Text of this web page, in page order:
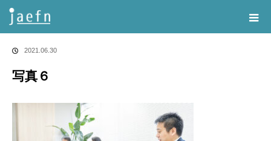
告知・記事一覧
2021.06.30
写真６